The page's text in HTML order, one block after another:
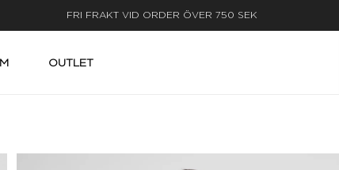
LEVERANS INOM 3-5 ARBETSDAGAR
OUTLET